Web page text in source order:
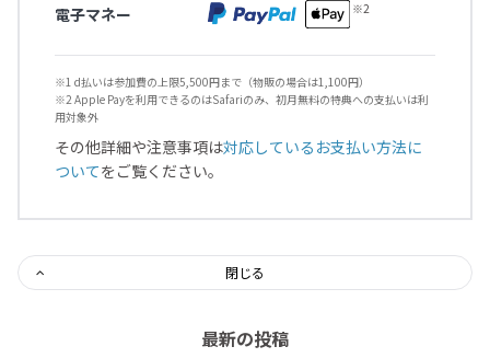
電子マネー
※1 d払いは参加費の上限5,500円まで（物販の場合は1,100円）
※2 Apple Payを利用できるのはSafariのみ、初月無料の特典への支払いは利
用対象外
その他詳細や注意事項は対応しているお支払い方法に
ついてをご覧ください。
閉じる
最新の投稿